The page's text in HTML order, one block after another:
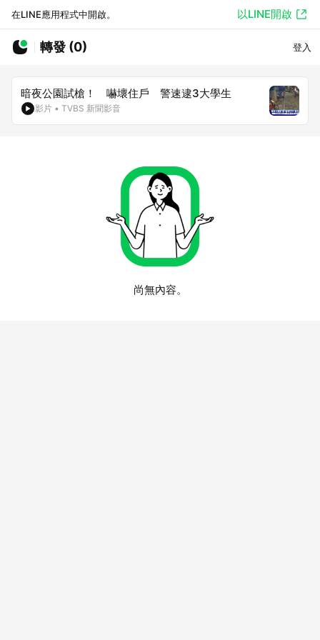
在LINE應用程式中開啟。 以LINE開啟
轉發 (0) 登入
暗夜公園試槍！ 嚇壞住戶 警速逮3大學生
影片 • TVBS 新聞影音
尚無內容。